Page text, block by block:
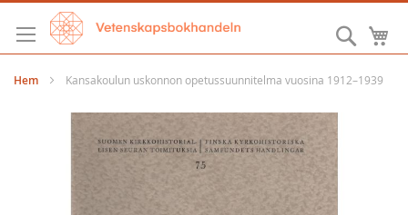
Hoppa
till
innehållet
Sök
Hem Kansakoulun uskonnon opetussuunnitelma vuosina 1912–1939